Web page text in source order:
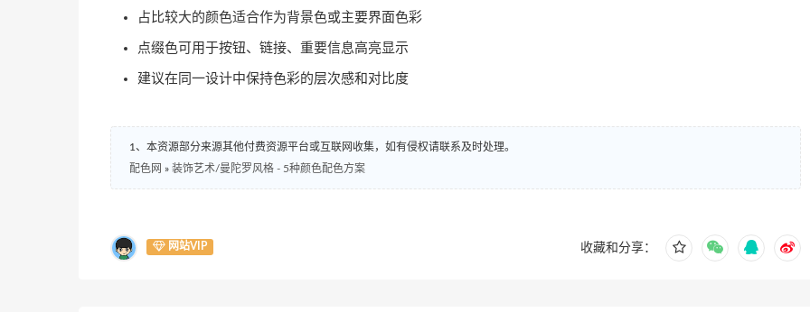
占比较大的颜色适合作为背景色或主要界面色彩
点缀色可用于按钮、链接、重要信息高亮显示
建议在同一设计中保持色彩的层次感和对比度
1、本资源部分来源其他付费资源平台或互联网收集，如有侵权请联系及时处理。
配色网 » 装饰艺术/曼陀罗风格 - 5种颜色配色方案
网站VIP 收藏和分享：